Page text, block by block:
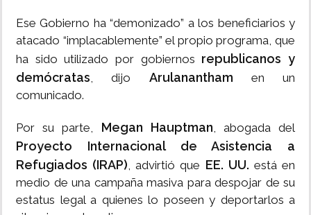
Ese Gobierno ha “demonizado” a los beneficiarios y
atacado “implacablemente” el propio programa, que
ha sido utilizado por gobiernos republicanos y
demócratas, dijo Arulanantham en un
comunicado.
Por su parte, Megan Hauptman, abogada del
Proyecto Internacional de Asistencia a
Refugiados (IRAP), advirtió que EE. UU. está en
medio de una campaña masiva para despojar de su
estatus legal a quienes lo poseen y deportarlos a